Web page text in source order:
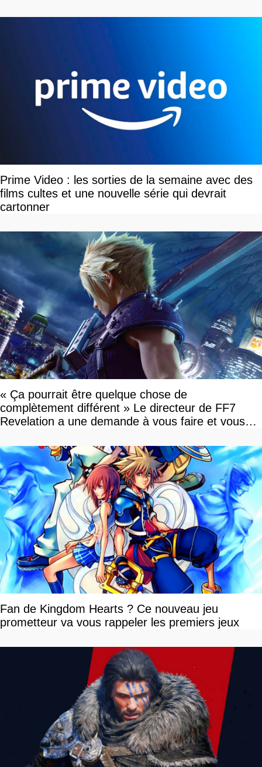
Prime Video : les sorties de la semaine avec des
films cultes et une nouvelle série qui devrait
cartonner
« Ça pourrait être quelque chose de
complètement différent » Le directeur de FF7
Revelation a une demande à vous faire et vous
Fan de Kingdom Hearts ? Ce nouveau jeu
prometteur va vous rappeler les premiers jeux